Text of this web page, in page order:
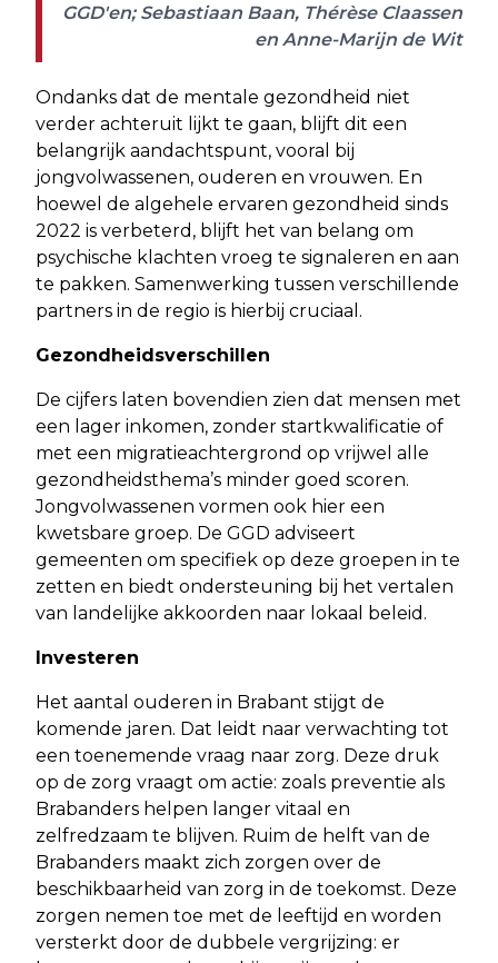
GGD'en; Sebastiaan Baan, Thérèse Claassen
en Anne-Marijn de Wit
Ondanks dat de mentale gezondheid niet
verder achteruit lijkt te gaan, blijft dit een
belangrijk aandachtspunt, vooral bij
jongvolwassenen, ouderen en vrouwen. En
hoewel de algehele ervaren gezondheid sinds
2022 is verbeterd, blijft het van belang om
psychische klachten vroeg te signaleren en aan
te pakken. Samenwerking tussen verschillende
partners in de regio is hierbij cruciaal.
Gezondheidsverschillen
De cijfers laten bovendien zien dat mensen met
een lager inkomen, zonder startkwalificatie of
met een migratieachtergrond op vrijwel alle
gezondheidsthema’s minder goed scoren.
Jongvolwassenen vormen ook hier een
kwetsbare groep. De GGD adviseert
gemeenten om specifiek op deze groepen in te
zetten en biedt ondersteuning bij het vertalen
van landelijke akkoorden naar lokaal beleid.
Investeren
Het aantal ouderen in Brabant stijgt de
komende jaren. Dat leidt naar verwachting tot
een toenemende vraag naar zorg. Deze druk
op de zorg vraagt om actie: zoals preventie als
Brabanders helpen langer vitaal en
zelfredzaam te blijven. Ruim de helft van de
Brabanders maakt zich zorgen over de
beschikbaarheid van zorg in de toekomst. Deze
zorgen nemen toe met de leeftijd en worden
versterkt door de dubbele vergrijzing: er